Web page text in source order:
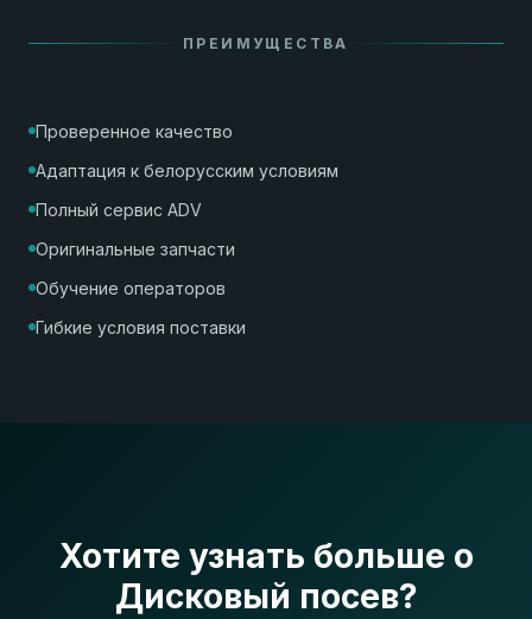
ПРЕИМУЩЕСТВА
Проверенное качество
Адаптация к белорусским условиям
Полный сервис ADV
Оригинальные запчасти
Обучение операторов
Гибкие условия поставки
Хотите узнать больше о
Дисковый посев?